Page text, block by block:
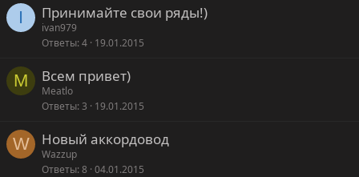
I Принимайте свои ряды!)
ivan979
Ответы 4 19.01.2015
M Всем привет)
Meatlo
Ответы 3 19.01.2015
W Новый аккордовод
Wazzup
Ответы 8 04.01.2015